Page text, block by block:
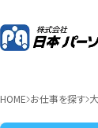
HOME お仕事を探す